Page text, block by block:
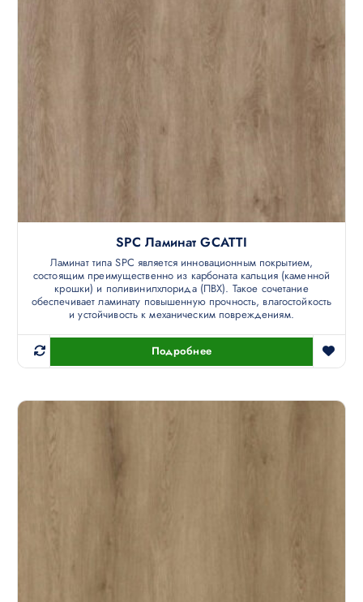
SPC Ламинат GCATTI
Ламинат типа SPC является инновационным покрытием,
состоящим преимущественно из карбоната кальция (каменной
крошки) и поливинилхлорида (ПВХ). Такое сочетание
обеспечивает ламинату повышенную прочность, влагостойкость
и устойчивость к механическим повреждениям.
Подробнее